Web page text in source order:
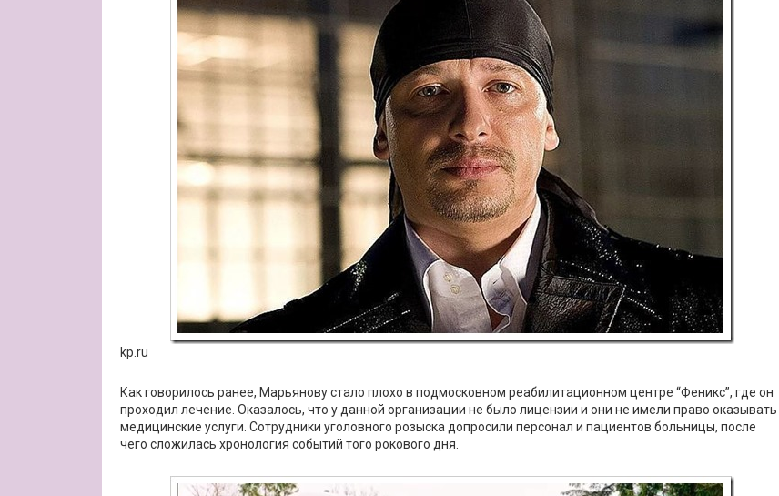
kp.ru
Как говорилось ранее, Марьянову стало плохо в подмосковном реабилитационном центре “Феникс”, где он
проходил лечение. Оказалось, что у данной организации не было лицензии и они не имели право оказывать
медицинские услуги. Сотрудники уголовного розыска допросили персонал и пациентов больницы, после
чего сложилась хронология событий того рокового дня.